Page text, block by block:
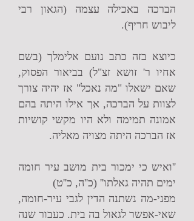
הברכה באכילה עצמה (הגאון רבי
ליבוש חריף).
כיוצא בזה כתב נועם אלימלך (בשם
אחיו ר' זושא זצ"ל) בביאור הפסוק,
שאם ישאלו "מה נאכל" אז יהיה צורך
לצוות על הברכה, אך אילו היתה בהם
אמונה תמימה ולא היו מקשי קושיות
אז הברכה היתה מצויה מאליה.
''ואיש כי ימכור בית מושב עיר חומה
ימים תהיה גאלתו'' (כ''ה, כ''ט)
מפני-מה נשתנה הדין לגבי עיר-חומה,
שאי-אפשר לגאול בה בית. כעבור שנה